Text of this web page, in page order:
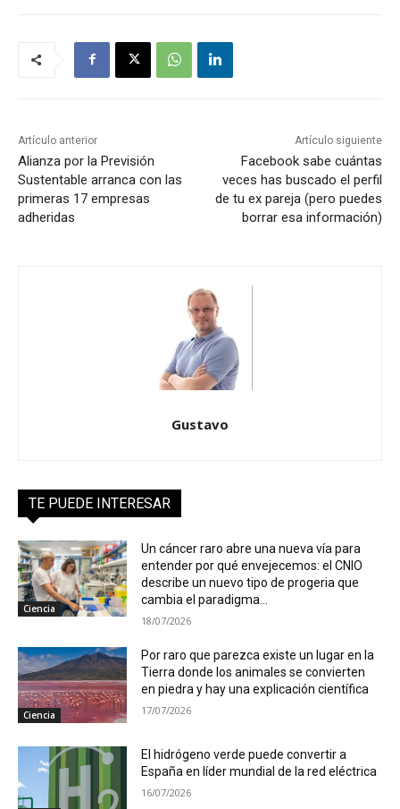
Artículo anterior
Alianza por la Previsión
Sustentable arranca con las
primeras 17 empresas
adheridas
Artículo siguiente
Facebook sabe cuántas
veces has buscado el perfil
de tu ex pareja (pero puedes
borrar esa información)
Gustavo
TE PUEDE INTERESAR
Ciencia
Un cáncer raro abre una nueva vía para
entender por qué envejecemos: el CNIO
describe un nuevo tipo de progeria que
cambia el paradigma...
18/07/2026
Ciencia
Por raro que parezca existe un lugar en la
Tierra donde los animales se convierten
en piedra y hay una explicación científica
17/07/2026
El hidrógeno verde puede convertir a
España en líder mundial de la red eléctrica
16/07/2026